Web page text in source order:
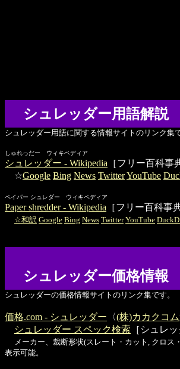
シュレッダー用語解説
シュレッダー用語に関する情報サイトのリンク集で
しゅれっだー ウィキペディア
シュレッダー - Wikipedia ［フリー百科事
☆Google Bing News TwitterYouTube
ペイパー シュレダー ウィキペディア
Paper shredder - Wikipedia ［フリー百科事
☆和訳 Google Bing News Twitter YouTube
シュレッダー価格情報
シュレッダーの価格情報サイトのリンク集です。
価格.com - シュレッダー 〈(株)カカクコム
シュレッダー スペック検索 ［シュレ
メーカー、裁断形状(スレート・カット, クロ
表示可能。